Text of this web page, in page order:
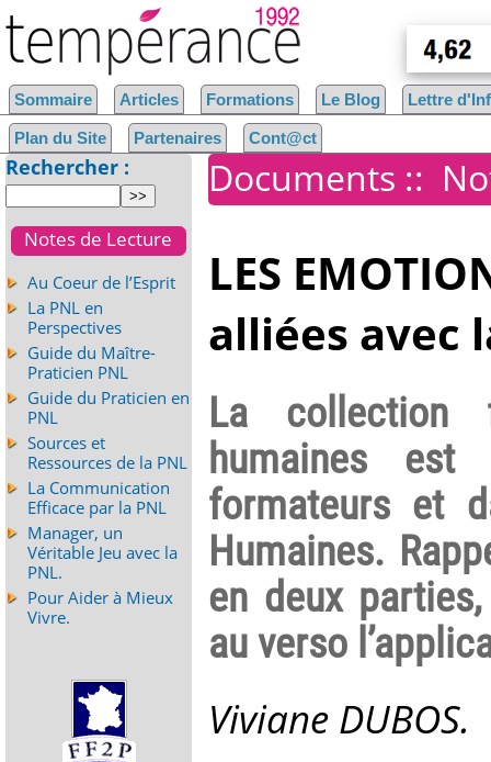
Documents ::
LES
alliées avec
La collection
humaines
formateurs et
Humaines.
en deux
au verso
Viviane DUBOS.
Sommaire Articles Formations Le Blog Lettre
Plan du Site Partenaires Cont@ct
Rechercher :
Notes de Lecture
Au Coeur de l’Esprit
La PNL en
Perspectives
Guide du Maître-
Praticien PNL
Guide du Praticien en
PNL
Sources et
Ressources de la PNL
La Communication
Efficace par la PNL
Manager, un
Véritable Jeu avec la
PNL.
Pour Aider à Mieux
Vivre.